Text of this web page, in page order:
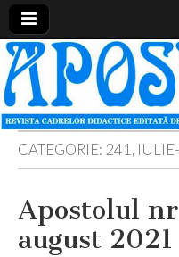
Revista
cadrelor
didactice
din
judetul
Neamt
CATEGORIE: 241,
Apostolul
august 2021